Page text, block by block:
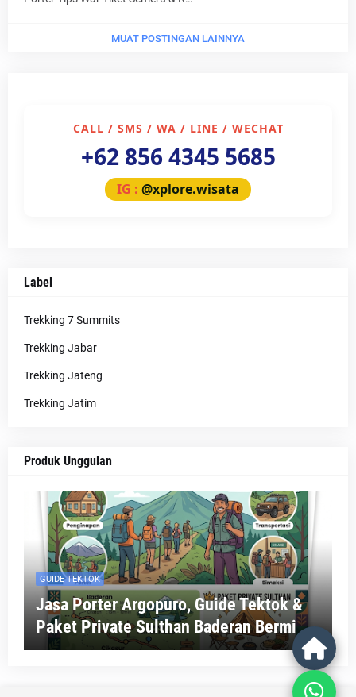
MUAT POSTINGAN LAINNYA
CALL / SMS / WA / LINE / WECHAT
+62 856 4345 5685
IG : @xplore.wisata
Label
Trekking 7 Summits
Trekking Jabar
Trekking Jateng
Trekking Jatim
Produk Unggulan
GUIDE TEKTOK
Jasa Porter Argopuro, Guide Tektok &
Paket Private Sulthan Baderan Bermi